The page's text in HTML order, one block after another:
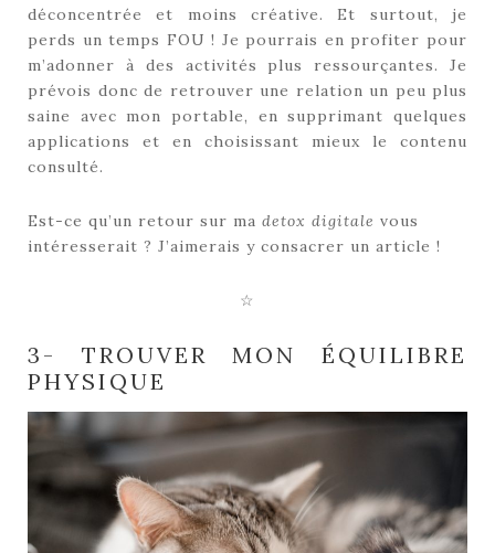
déconcentrée et moins créative. Et surtout, je
perds un temps FOU ! Je pourrais en profiter pour
m’adonner à des activités plus ressourçantes. Je
prévois donc de retrouver une relation un peu plus
saine avec mon portable, en supprimant quelques
applications et en choisissant mieux le contenu
consulté.
Est-ce qu’un retour sur ma detox digitale vous
intéresserait ? J’aimerais y consacrer un article !
☆
3- TROUVER MON ÉQUILIBRE
PHYSIQUE